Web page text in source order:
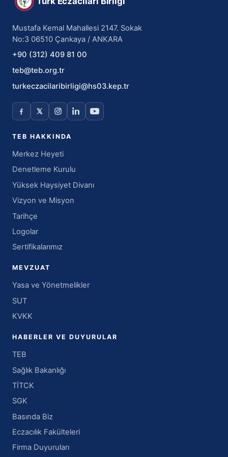
Mustafa Kemal Mahallesi 2147. Sokak
No:3 06510 Çankaya / ANKARA
+90 (312) 409 81 00
teb@teb.org.tr
turkeczacilaribirligi@hs03.kep.tr
TEB HAKKINDA
Merkez Heyeti
Denetleme Kurulu
Yüksek Haysiyet Divanı
Vizyon ve Misyon
Tarihçe
Logolar
Sertifikalarımız
MEVZUAT
Yasa ve Yönetmelikler
SUT
KVKK
HABERLER VE DUYURULAR
TEB
Sağlık Bakanlığı
TİTCK
SGK
Basında Biz
Eczacılık Fakülteleri
Firma Duyuruları